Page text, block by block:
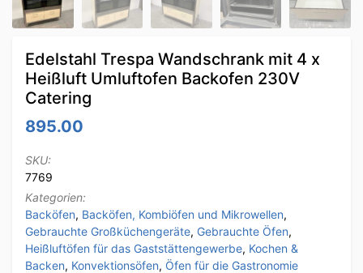
Edelstahl Trespa Wandschrank mit 4 x
Heißluft Umluftofen Backofen 230V
Catering
895.00
SKU:
7769
Kategorien:
Backöfen, Backöfen, Kombiöfen und Mikrowellen,
Gebrauchte Großküchengeräte, Gebrauchte Öfen,
Heißluftöfen für das Gaststättengewerbe, Kochen &
Backen, Konvektionsöfen, Öfen für die Gastronomie